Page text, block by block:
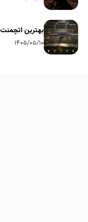
بهترین اتچمنت CR ۵۶ Amax برای مولتی و بتل رویال
۱۴۰۵/۰۵/۱۰